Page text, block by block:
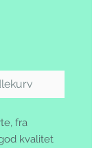
fra
kvalitet